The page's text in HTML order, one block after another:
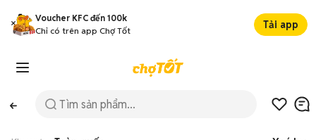
Voucher KFC đến 100k
Chỉ có trên app Chợ Tốt
Tải app